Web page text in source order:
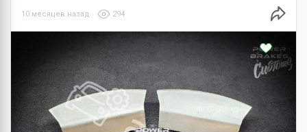
10 месяцев назад 294